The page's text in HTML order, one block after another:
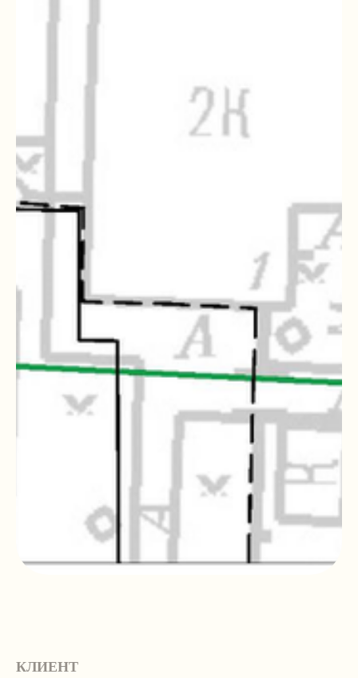
КЛИЕНТ
КАК РАБОТАЛИ